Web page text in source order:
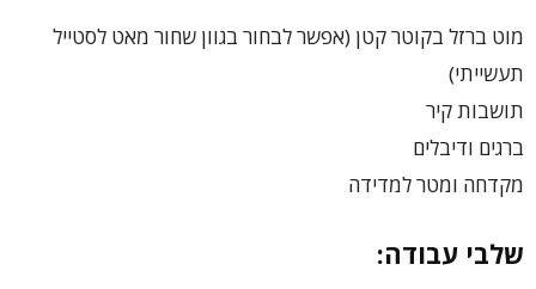
מוט ברזל בקוטר קטן (אפשר לבחור בגוון שחור מאט לסטייל
תעשייתי)
תושבות קיר
ברגים ודיבלים
מקדחה ומטר למדידה
שלבי עבודה: